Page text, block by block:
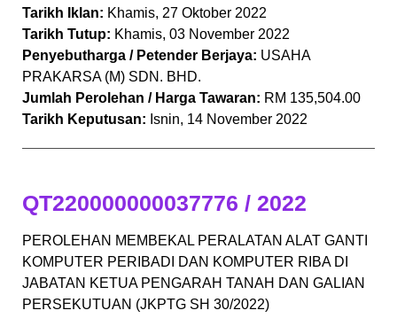
Tarikh Iklan: Khamis, 27 Oktober 2022
Tarikh Tutup: Khamis, 03 November 2022
Penyebutharga / Petender Berjaya: USAHA
PRAKARSA (M) SDN. BHD.
Jumlah Perolehan / Harga Tawaran: RM 135,504.00
Tarikh Keputusan: Isnin, 14 November 2022
QT220000000037776 / 2022
PEROLEHAN MEMBEKAL PERALATAN ALAT GANTI
KOMPUTER PERIBADI DAN KOMPUTER RIBA DI
JABATAN KETUA PENGARAH TANAH DAN GALIAN
PERSEKUTUAN (JKPTG SH 30/2022)